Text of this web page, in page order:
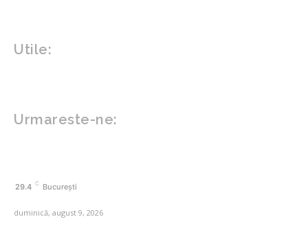
Utile:
Urmareste-ne:
29.4 C București
duminică, august 9, 2026